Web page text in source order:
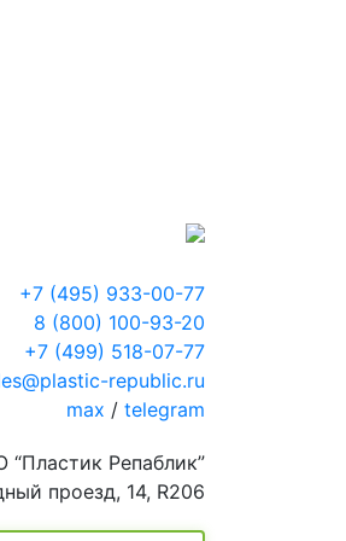
+7 (495) 933-00-77
8 (800) 100-93-20
+7 (499) 518-07-77
republic.ru
max / telegram
“Пластик Репаблик”
проезд, 14, R206